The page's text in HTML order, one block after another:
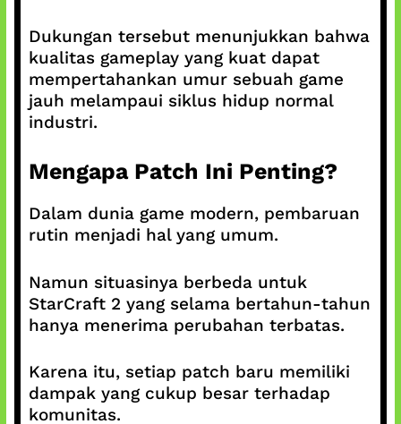
Dukungan tersebut menunjukkan bahwa
kualitas gameplay yang kuat dapat
mempertahankan umur sebuah game
jauh melampaui siklus hidup normal
industri.
Mengapa Patch Ini Penting?
Dalam dunia game modern, pembaruan
rutin menjadi hal yang umum.
Namun situasinya berbeda untuk
StarCraft 2 yang selama bertahun-tahun
hanya menerima perubahan terbatas.
Karena itu, setiap patch baru memiliki
dampak yang cukup besar terhadap
komunitas.